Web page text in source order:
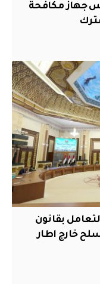
جهاز مكافحة
سيتم التعامل بقانون
خارج اطار